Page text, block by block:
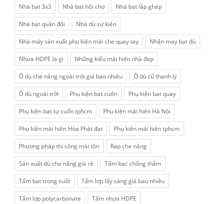
Nhà bạt 3x3 Nhà bạt hội chợ Nhà bạt lắp ghép
Nhà bạt quân đội Nhà dù sự kiện
Nhà máy sản xuất phụ kiện mái che quay tay Nhận may bạt dù
Nhựa HDPE la gì Những kiểu mái hiên nhà đẹp
Ô dù che nắng ngoài trời giá bao nhiêu Ô dù cũ thanh lý
Ô dù ngoài trời Phụ kiện bạt cuốn Phụ kiện bạt quay
Phụ kiện bạt tự cuốn tphcm Phụ kiện mái hiên Hà Nội
Phụ kiện mái hiên Hòa Phát đạt Phụ kiện mái hiên tphcm
Phương pháp thi công mái tôn Rạp che nắng
Sản xuất dù che nắng giá rẻ Tấm bạc chống thấm
Tấm bạt trong suốt Tấm lợp lấy sáng giá bao nhiều
Tấm lợp polycarbonate Tấm nhựa HDPE